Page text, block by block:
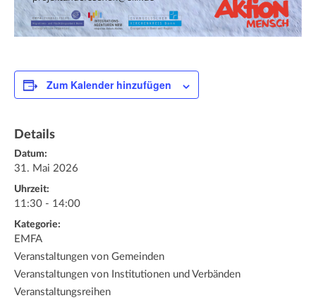
Zum Kalender hinzufügen
Details
Datum:
31. Mai 2026
Uhrzeit:
11:30 - 14:00
Kategorie:
EMFA
Veranstaltungen von Gemeinden
Veranstaltungen von Institutionen und Verbänden
Veranstaltungsreihen